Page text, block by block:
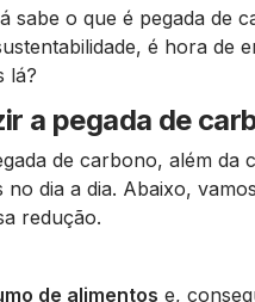
sabe o que é pegada de
é hora de
lá?
a pegada de
de carbono, além da
no dia a dia. Abaixo,
redução.
de alimentos e,